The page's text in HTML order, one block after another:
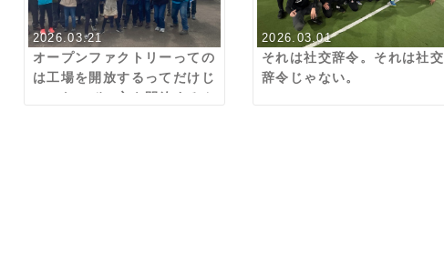
2026.03.21
オープンファクトリーっての
は工場を開放するってだけじ
ゃぁないぜ。心を開放するん
2026.03.01
それは社交辞令。それは社交
辞令じゃない。